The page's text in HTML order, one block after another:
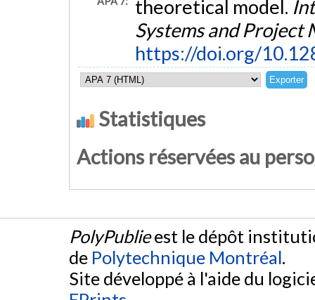
theoretical model.
Systems and Project
https://doi.org/
Statistiques
Actions réservées au
PolyPublieest le dépôt
de Polytechnique Montréal.
Site développé à l'aide du